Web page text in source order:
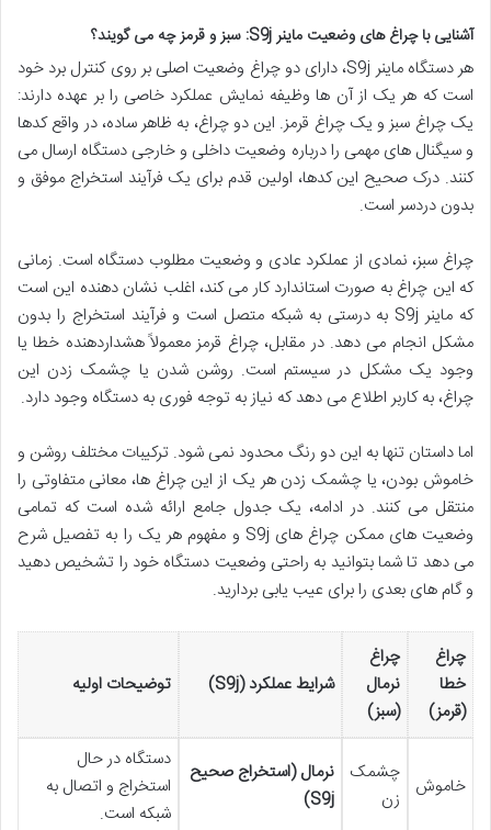
آشنایی با چراغ های وضعیت ماینر S9j: سبز و قرمز چه می گویند؟
هر دستگاه ماینر S9j، دارای دو چراغ وضعیت اصلی بر روی کنترل برد خود
است که هر یک از آن ها وظیفه نمایش عملکرد خاصی را بر عهده دارند:
یک چراغ سبز و یک چراغ قرمز. این دو چراغ، به ظاهر ساده، در واقع کدها
و سیگنال های مهمی را درباره وضعیت داخلی و خارجی دستگاه ارسال می
کنند. درک صحیح این کدها، اولین قدم برای یک فرآیند استخراج موفق و
بدون دردسر است.
چراغ سبز، نمادی از عملکرد عادی و وضعیت مطلوب دستگاه است. زمانی
که این چراغ به صورت استاندارد کار می کند، اغلب نشان دهنده این است
که ماینر S9j به درستی به شبکه متصل است و فرآیند استخراج را بدون
مشکل انجام می دهد. در مقابل، چراغ قرمز معمولاً هشداردهنده خطا یا
وجود یک مشکل در سیستم است. روشن شدن یا چشمک زدن این
چراغ، به کاربر اطلاع می دهد که نیاز به توجه فوری به دستگاه وجود دارد.
اما داستان تنها به این دو رنگ محدود نمی شود. ترکیبات مختلف روشن و
خاموش بودن، یا چشمک زدن هر یک از این چراغ ها، معانی متفاوتی را
منتقل می کنند. در ادامه، یک جدول جامع ارائه شده است که تمامی
وضعیت های ممکن چراغ های S9j و مفهوم هر یک را به تفصیل شرح
می دهد تا شما بتوانید به راحتی وضعیت دستگاه خود را تشخیص دهید
و گام های بعدی را برای عیب یابی بردارید.
چراغ
خطا
(قرمز)
چراغ
نرمال
(سبز)
شرایط عملکرد (S9j) توضیحات اولیه
خاموش
چشمک
زن
نرمال (استخراج صحیح
S9j)
دستگاه در حال
استخراج و اتصال به
شبکه است.